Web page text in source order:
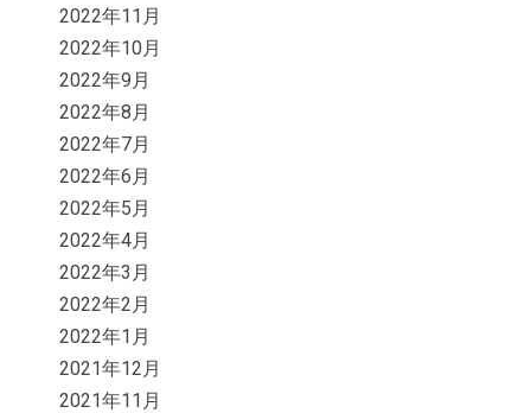
2022年11月
2022年10月
2022年9月
2022年8月
2022年7月
2022年6月
2022年5月
2022年4月
2022年3月
2022年2月
2022年1月
2021年12月
2021年11月